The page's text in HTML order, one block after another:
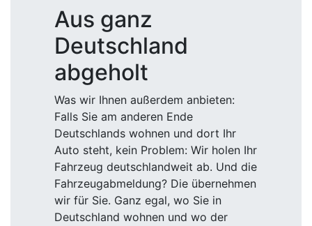
Aus ganz
Deutschland
abgeholt
Was wir Ihnen außerdem anbieten:
Falls Sie am anderen Ende
Deutschlands wohnen und dort Ihr
Auto steht, kein Problem: Wir holen Ihr
Fahrzeug deutschlandweit ab. Und die
Fahrzeugabmeldung? Die übernehmen
wir für Sie. Ganz egal, wo Sie in
Deutschland wohnen und wo der